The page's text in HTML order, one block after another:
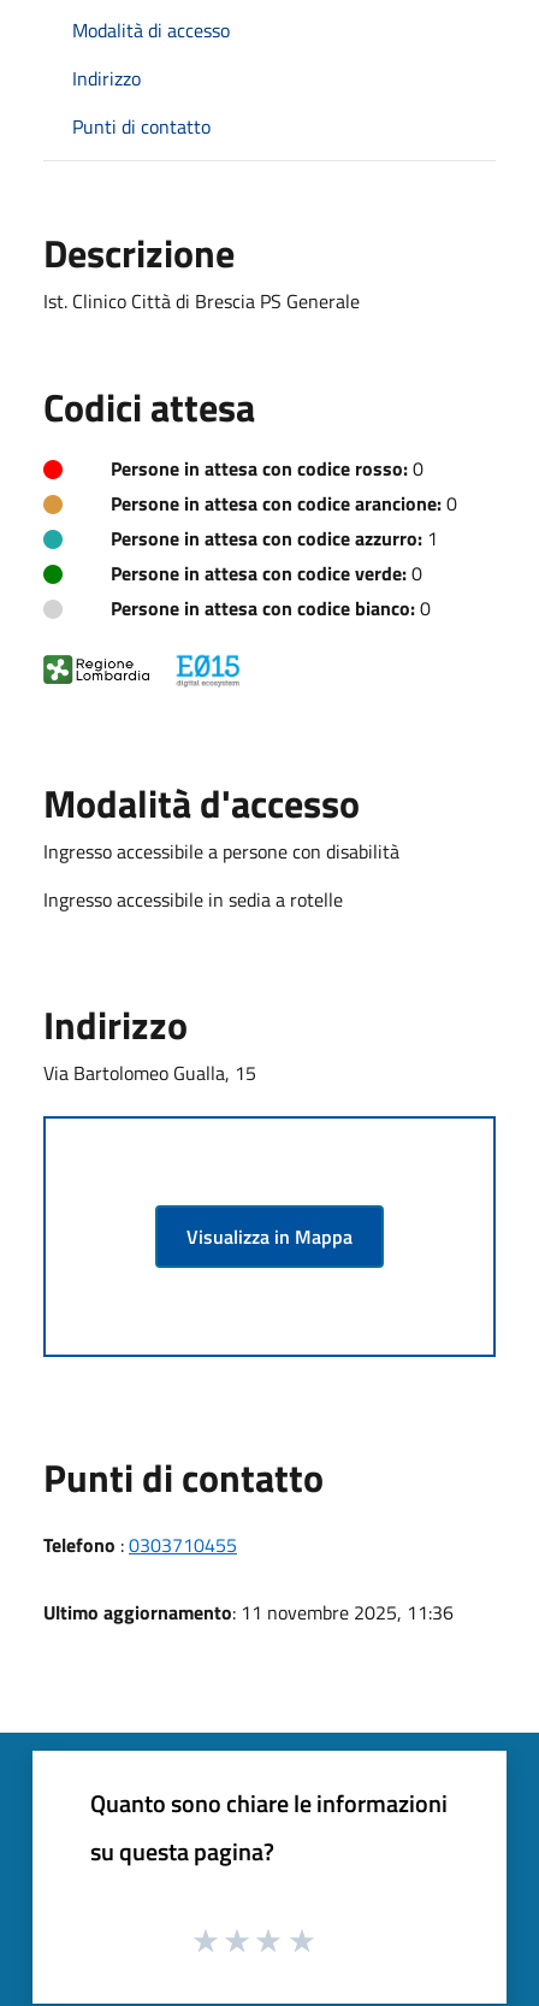
Modalità di accesso
Indirizzo
Punti di contatto
Descrizione
Ist. Clinico Città di Brescia PS Generale
Codici attesa
Persone in attesa con codice rosso:0
Persone in attesa con codice arancione:0
Persone in attesa con codice azzurro: 1
Persone in attesa con codice verde:0
Persone in attesa con codice bianco:0
Modalità d'accesso
Ingresso accessibile a persone con disabilità
Ingresso accessibile in sedia a rotelle
Indirizzo
Via Bartolomeo Gualla, 15
Visualizza in Mappa
Punti di contatto
Telefono :0303710455
Ultimo aggiornamento: 11 novembre 2025, 11:36
Quanto sono chiare le informazioni
su questa pagina?